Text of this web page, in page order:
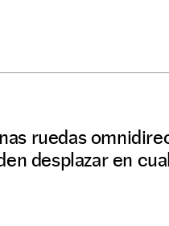
ruedas
desplazar en